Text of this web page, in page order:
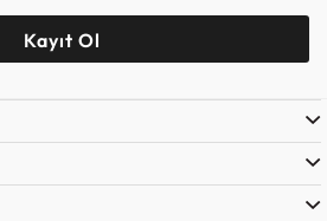
Kayıt Ol